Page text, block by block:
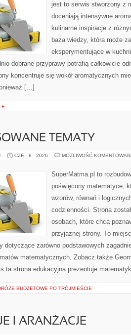
jest to serwis stworzony z
doceniają intensywne
kulinarne inspiracje z
baza wiedzy, która może
eksperymentujące w
dobrane przyprawy potrafią całkowicie
koncentruje się wokół aromatycznych
[…]
TEMATY
CZE - 8 - 2026 MOŻLIWOŚĆ
SuperMatma.pl to
poświęcony matematyce,
wzorów, równań i
codzienności. Strona
osobach, które chcą
przyjaznej strony. To
dotyczące zarówno podstawowych
matematycznych. Zobacz także
ta strona edukacyjna prezentuje
BUDŻETOWE PO TRÓJMIEŚCIE
I ARANŻACJE